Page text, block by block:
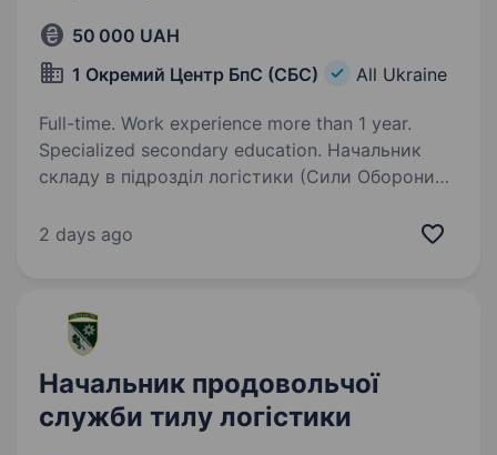
50 000 UAH
1 Окремий Центр БпС (СБС)
All Ukraine
Full-time. Work experience more than 1 year.
Specialized secondary education. Начальник
складу в підрозділ логістики (Сили Оборони
в новітньому роді військ — Силах Безпілотних
2 days ago
Начальник продовольчої
служби тилу логістики